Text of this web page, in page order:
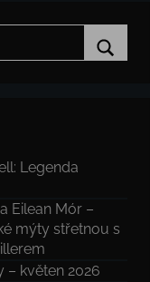
Legenda
Eilean Mór –
mýty střetnou s
– květen 2026